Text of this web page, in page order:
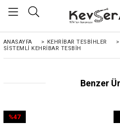
ANASAYFA > KEHRIBAR TESBIHLER >
SISTEMLI KEHRIBAR TESBIH
Benzer
%47